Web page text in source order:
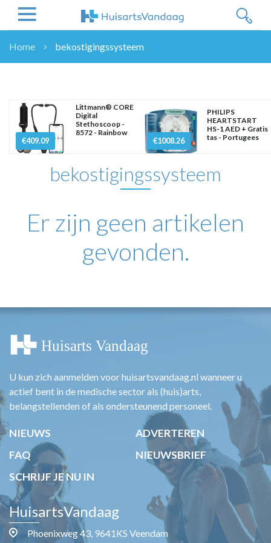
OVERHEID
WETENSCHAP
ZORGVERZEKERAARS
NASCHOLINGEN
NHG
LHV
OPINIE
TARIEVEN
MEDISCHE VAKHANDEL
REGISTRATIE
Home bekostigingssysteem
€409.09
Littmann® CORE
Digital
Stethoscoop -
8572 - Rainbow
€1008.26
PHILIPS
HEARTSTART
HS-1 AED + Gratis
tas - Portugees
bekostigingssysteem
Er zijn geen artikelen
gevonden.
U kun zich aanmelden voor huisartsvandaag.nl wanneer u
actief bent in de medische sector als (huis)arts,
belangstellenden of als ondersteunend personeel.
NIEUWS
ADVERTEREN
FAQ
NIEUWSBRIEF
SCHRIJF JE NU IN
HuisartsVandaag
Phoenixweg 43, 9641KS Veendam